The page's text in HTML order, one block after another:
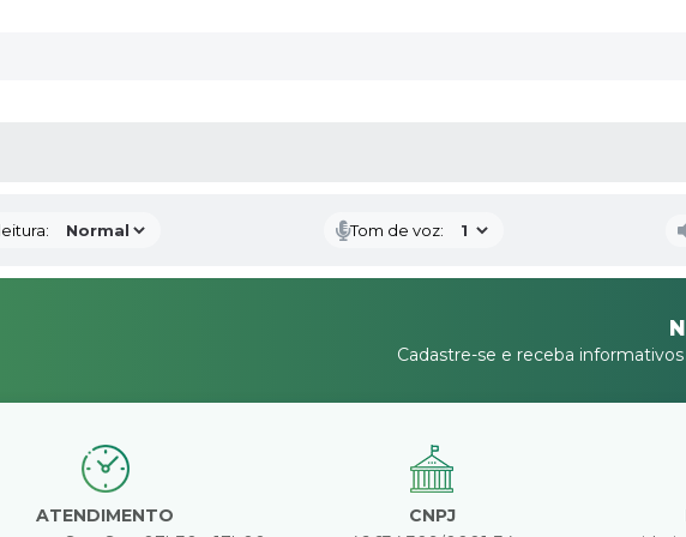
Tom de voz:
Cadastre-se e receba
ATENDIMENTO
CNPJ